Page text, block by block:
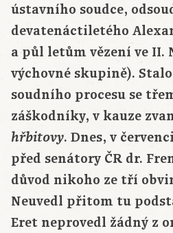
ústavního soudce,
devatenáctiletého
a půl letům vězení ve II.
výchovné skupině).
soudního procesu se
záškodníky, v kauze
hřbitovy. Dnes, v
před senátory ČR dr.
důvod nikoho ze tří
Neuvedl přitom tu
Eret neprovedl žádný z